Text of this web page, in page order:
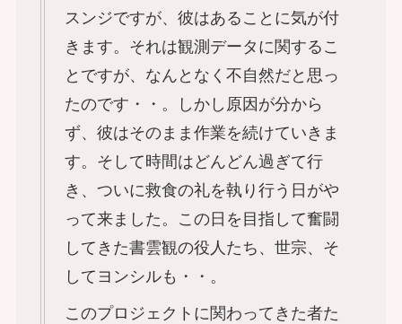
スンジですが、彼はあることに気が付
きます。それは観測データに関するこ
とですが、なんとなく不自然だと思っ
たのです・・。しかし原因が分から
ず、彼はそのまま作業を続けていきま
す。そして時間はどんどん過ぎて行
き、ついに救食の礼を執り行う日がや
って来ました。この日を目指して奮闘
してきた書雲観の役人たち、世宗、そ
してヨンシルも・・。
このプロジェクトに関わってきた者た